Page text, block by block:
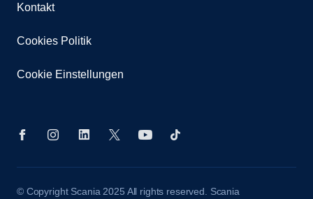
Kontakt
Cookies Politik
Cookie Einstellungen
© Copyright Scania 2025 All rights reserved. Scania